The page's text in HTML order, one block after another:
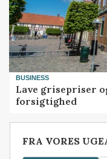
BUSINESS
Lave grisepriser
forsigtighed
FRA VORES